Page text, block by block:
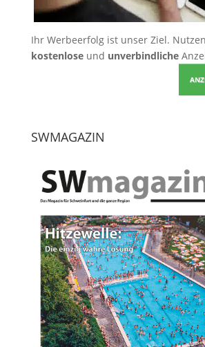
Ihr Werbeerfolg ist unser Ziel.
kostenloseund unverbindliche
SWMAGAZIN